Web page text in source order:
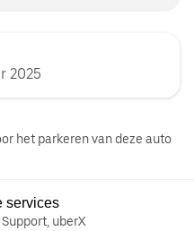
2025
het parkeren van deze auto
services
uberX